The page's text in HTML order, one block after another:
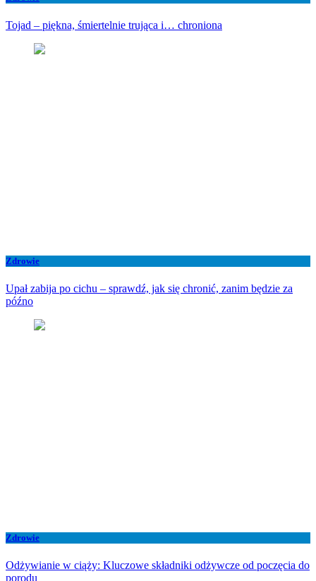
Tojad – piękna, śmiertelnie trująca i… chroniona
Zdrowie
Upał zabija po cichu – sprawdź, jak się chronić, zanim będzie za
późno
Zdrowie
Odżywianie w ciąży: Kluczowe składniki odżywcze od poczęcia do
porodu